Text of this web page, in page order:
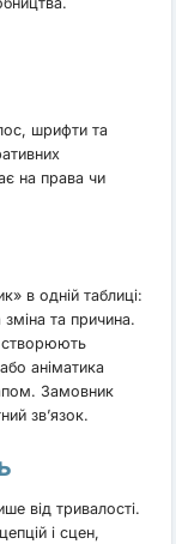
шрифти та
на права чи
в одній таблиці:
та причина.
створюють
аніматика
Замовник
зв’язок.
від тривалості.
і сцен,